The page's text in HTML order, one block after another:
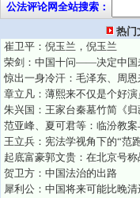
公法评论网全站搜索：
热门
崔卫平：倪玉兰，倪玉兰
荣剑：中国十问——决定中国
惊出一身冷汗：毛泽东、周
章立凡：薄熙来不仅是个好演
朱兴国：王家台秦墓竹简《
范亚峰、夏可君等：临汾教
王立兵：宪法学视角下的“范
起底富豪郭文贵：在北京号
贺卫方：中国法治的出路
犀利公：中国将来可能比晚